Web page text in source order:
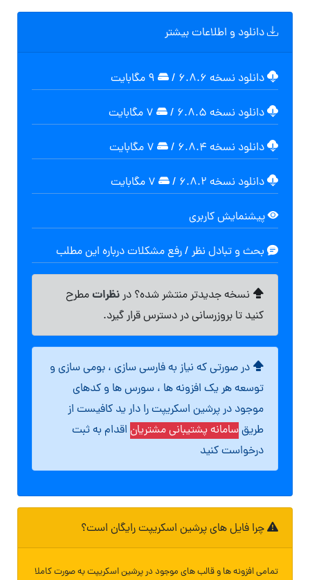
دانلود و اطلاعات بیشتر
دانلود نسخه ۶.۸.۶ /
دانلود نسخه ۶.۸.۵ /
دانلود نسخه ۶.۸.۴ /
دانلود نسخه ۶.۸.۲ /
پیشنمایش کاربری
بحث و تبادل نظر / رفع مشکلات درباره این مطلب
نسخه جدیدتر منتشر شده؟ درنظراتمطرح
کنید تا بروزرسانی در دسترس قرار گیرد.
در صورتی که نیاز به فارسی سازی ، بومی سازی و
توسعه هر یک افزونه ها ، سورس ها و کدهای
موجود در پرشین اسکریپت را دار ید کافیست از
طریقسامانه پشتیبانی مشتریان اقدام به ثبت
درخواست کنید
چرا فایل های پرشین اسکریپت رایگان است؟
تمامی افزونه ها و قالب های موجود در پرشین اسکریپت به صورت کاملا